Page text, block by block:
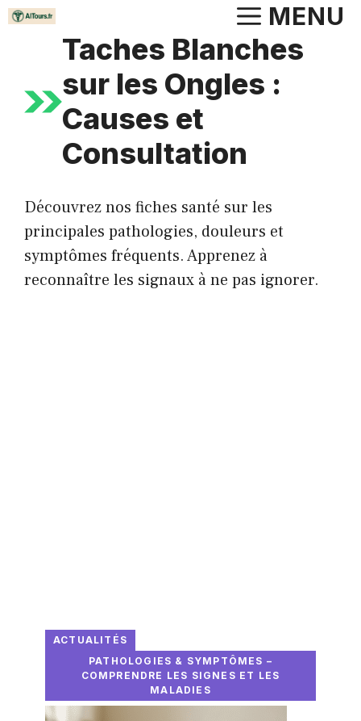
Aller
MENU
Taches Blanches
sur les Ongles :
Causes et
Consultation
Découvrez nos fiches santé sur les
principales pathologies, douleurs et
symptômes fréquents. Apprenez à
reconnaître les signaux à ne pas ignorer.
ACTUALITÉS
PATHOLOGIES & SYMPTÔMES –
COMPRENDRE LES SIGNES ET LES
MALADIES